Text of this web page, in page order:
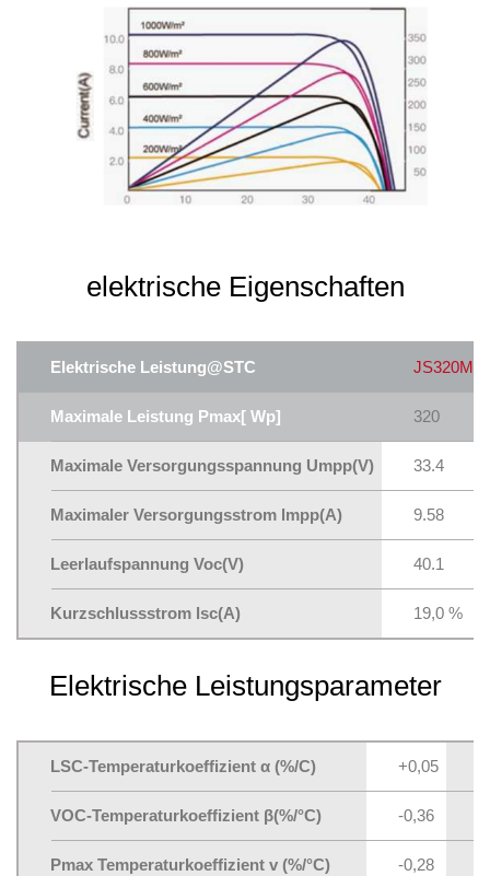
elektrische Eigenschaften
Elektrische Leistung@STC JS320M
Maximale Leistung Pmax[ Wp] 320
Maximale Versorgungsspannung Umpp(V) 33.4
Maximaler Versorgungsstrom lmpp(A) 9.58
Leerlaufspannung Voc(V) 40.1
Kurzschlussstrom lsc(A) 19,0 %
Elektrische Leistungsparameter
LSC-Temperaturkoeffizient α (%/C) +0,05
VOC-Temperaturkoeffizient β(%/°C) -0,36
Pmax Temperaturkoeffizient v (%/°C) -0,28